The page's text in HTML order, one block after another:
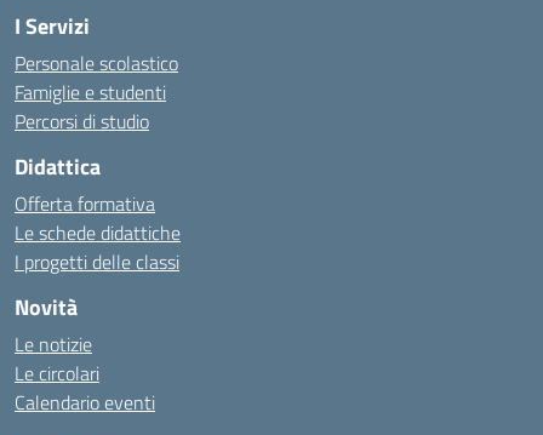
I Servizi
Personale scolastico
Famiglie e studenti
Percorsi di studio
Didattica
Offerta formativa
Le schede didattiche
I progetti delle classi
Novità
Le notizie
Le circolari
Calendario eventi